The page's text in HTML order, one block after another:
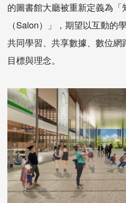
的圖書館大廳被重新定義為「
（Salon）」，期望以互動的
共同學習、共享數據、數位
目標與理念。